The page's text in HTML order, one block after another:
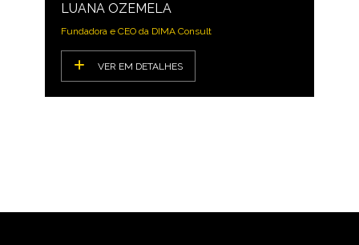
LUANA OZEMELA
Fundadora e CEO da DIMA Consult
VER EM DETALHES